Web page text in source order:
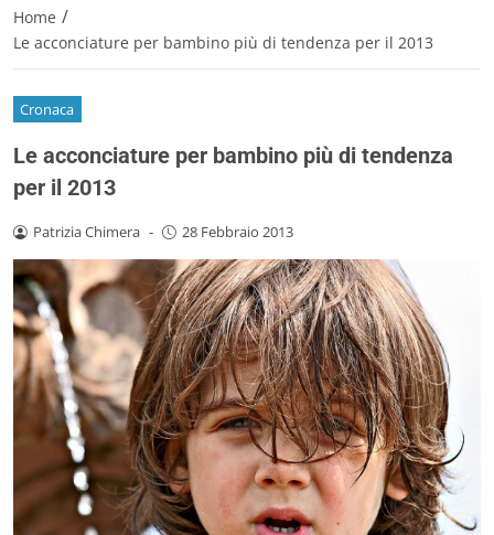
Home /
Le acconciature per bambino più di tendenza per il 2013
Cronaca
Le acconciature per bambino più di tendenza
per il 2013
Patrizia Chimera - 28 Febbraio 2013